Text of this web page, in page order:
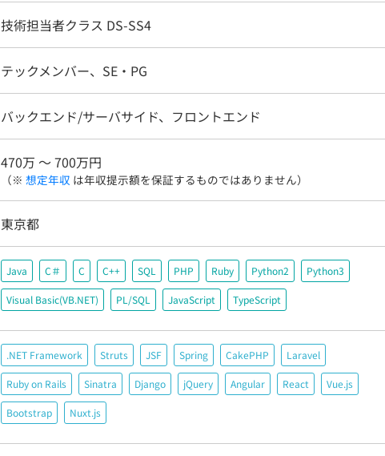
技術担当者クラス DS-SS4
テックメンバー、SE・PG
バックエンド/サーバサイド、フロントエンド
470万 〜 700万円
（※ 想定年収 は年収提示額を保証するものではありません）
東京都
Java C＃ C C++ SQL PHP Ruby Python2 Python3
Visual Basic(VB.NET) PL/SQL JavaScript TypeScript
.NET Framework Struts JSF Spring CakePHP Laravel
Ruby on Rails Sinatra Django jQuery Angular React Vue.js
Bootstrap Nuxt.js